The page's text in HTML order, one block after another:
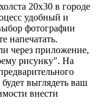
20х30 в городе
удобный и
фотографии
напечатать.
через приложение,
рисунку". На
выглядеть ваш
внести